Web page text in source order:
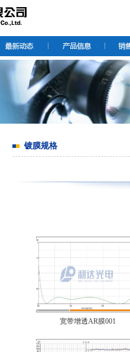
镀膜规格
宽带增透AR膜001